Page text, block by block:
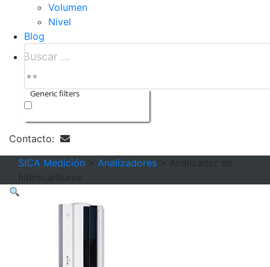
Volumen
Nivel
Blog
Generic filters
Contacto:
SICA Medición
Analizadores